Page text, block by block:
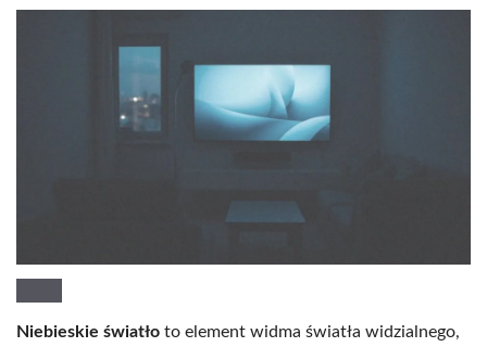
Niebieskie światło to element widma światła widzialnego,